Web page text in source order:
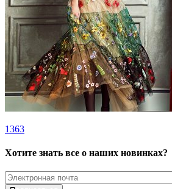
1363
Хотите знать все о наших новинках?